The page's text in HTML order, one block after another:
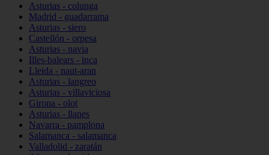
Asturias - colunga
Madrid - guadarrama
Asturias - siero
Castellón - orpesa
Asturias - navia
Illes-balears - inca
Lleida - naut-aran
Asturias - langreo
Asturias - villaviciosa
Girona - olot
Asturias - llanes
Navarra - pamplona
Salamanca - salamanca
Valladolid - zaratán